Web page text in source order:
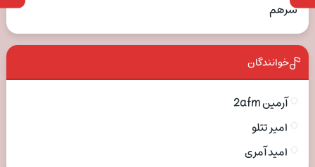
سرهم
خوانندگان
آرمین 2afm
امیر تتلو
امید آمری